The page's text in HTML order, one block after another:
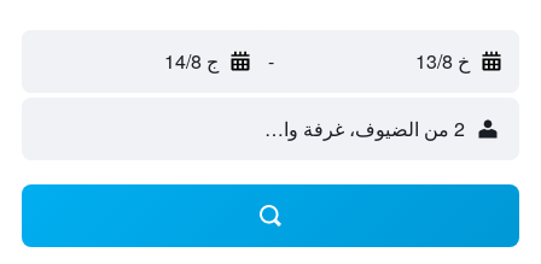
خ 13/8 - ج 14/8
2 من الضيوف، غرفة واحدة